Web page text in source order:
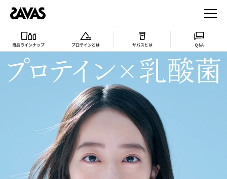
商品ラインナップ プロテインとは ザバスとは Q&A